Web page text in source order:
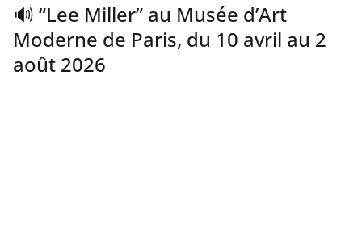
🔊 “Lee Miller” au Musée d’Art
Moderne de Paris, du 10 avril au 2
août 2026